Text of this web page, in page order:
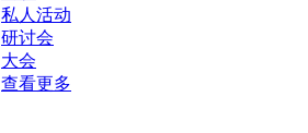
私人活动
研讨会
大会
查看更多